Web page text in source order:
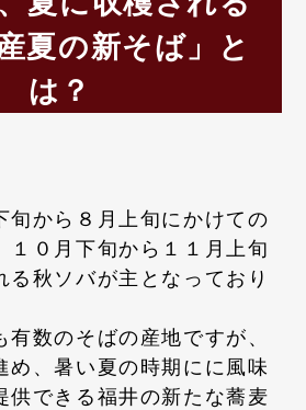
夏の新そば」と
は？
旬から８月上旬にかけての
１０月下旬から１１月上旬
る秋ソバが主となっており
数のそばの産地ですが、
め、暑い夏の時期にに風味
供できる福井の新たな蕎麦